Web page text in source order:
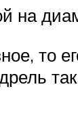
на